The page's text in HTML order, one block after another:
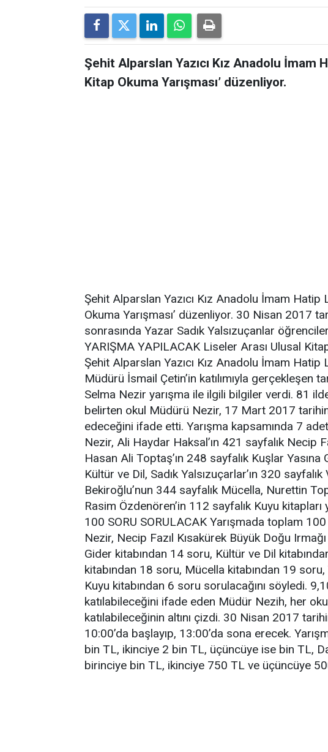
Şehit Alparslan Yazıcı Kız Anadolu İmam
Kitap Okuma Yarışması’ düzenliyor.
Şehit Alparslan Yazıcı Kız Anadolu İmam Hatip
Okuma Yarışması’ düzenliyor. 30 Nisan 2017
sonrasında Yazar Sadık Yalsızuçanlar
YARIŞMA YAPILACAK Liseler Arası Ulusal Kitap
Şehit Alparslan Yazıcı Kız Anadolu İmam
Müdürü İsmail Çetin’in katılımıyla gerçekleşen
Selma Nezir yarışma ile ilgili bilgiler verdi. 81
belirten okul Müdürü Nezir, 17 Mart 2017
edeceğini ifade etti. Yarışma kapsamında 7
Nezir, Ali Haydar Haksal’ın 421 sayfalık Necip
Hasan Ali Toptaş’ın 248 sayfalık Kuşlar Yasına
Kültür ve Dil, Sadık Yalsızuçarlar’ın 320
Bekiroğlu’nun 344 sayfalık Mücella, Nurettin
Rasim Özdenören’in 112 sayfalık Kuyu kitapları
100 SORU SORULACAK Yarışmada toplam
Nezir, Necip Fazıl Kısakürek Büyük Doğu
Gider kitabından 14 soru, Kültür ve Dil
kitabından 18 soru, Mücella kitabından 19
Kuyu kitabından 6 soru sorulacağını söyledi.
katılabileceğini ifade eden Müdür Nezih, her
katılabileceğinin altını çizdi. 30 Nisan 2017
10:00’da başlayıp, 13:00’da sona erecek.
bin TL, ikinciye 2 bin TL, üçüncüye ise bin TL,
birinciye bin TL, ikinciye 750 TL ve üçüncüye